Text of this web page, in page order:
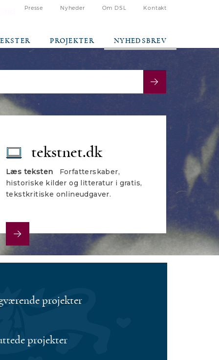
Presse Nyheder Om DSL Kontakt
PROJEKTER NYHEDSBREV
tekstnet.dk
Læs teksten Forfatterskaber,
historiske kilder og litteratur i gratis,
tekstkritiske onlineudgaver.
projekter
projekter